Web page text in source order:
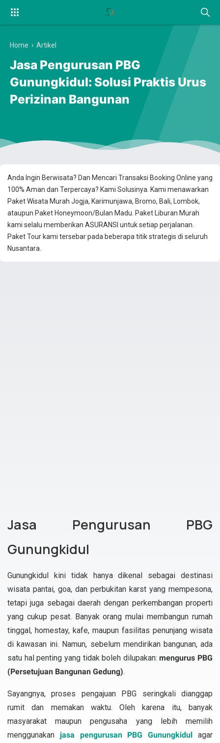
Anda Ingin Berwisata? Dan Mencari Transaksi Booking Online yang
100% Aman dan Terpercaya? Kami Solusinya. Kami menawarkan
Paket Wisata Murah Jogja, Karimunjawa, Bromo, Bali, Lombok,
ataupun Paket Honeymoon/Bulan Madu. Paket Liburan Murah
kami selalu memberikan ASURANSI untuk setiap perjalanan.
Paket Tour kami tersebar pada beberapa titik strategis di seluruh
Nusantara.
Home › Artikel
Jasa Pengurusan PBG
Gunungkidul: Solusi Praktis Urus
Perizinan Bangunan
Jasa Pengurusan PBG
Gunungkidul
Gunungkidul kini tidak hanya dikenal sebagai destinasi
wisata pantai, goa, dan perbukitan karst yang mempesona,
tetapi juga sebagai daerah dengan perkembangan properti
yang cukup pesat. Banyak orang mulai membangun rumah
tinggal, homestay, kafe, maupun fasilitas penunjang wisata
di kawasan ini. Namun, sebelum mendirikan bangunan, ada
satu hal penting yang tidak boleh dilupakan:mengurus PBG
(Persetujuan Bangunan Gedung).
Sayangnya, proses pengajuan PBG seringkali dianggap
rumit dan memakan waktu. Oleh karena itu, banyak
masyarakat maupun pengusaha yang lebih memilih
menggunakan jasa pengurusan PBG Gunungkidul
agar